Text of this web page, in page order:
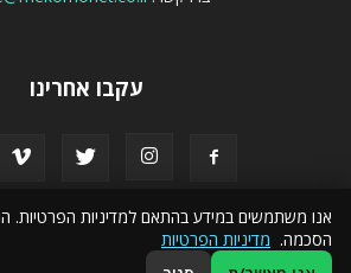
עקבו אחרינו
מחפשים כותבים פרסמו אצלנו
אנו משתמשים במידע בהתאם למדיניות הפרטיות.
הסכמה. מדיניות הפרטיות